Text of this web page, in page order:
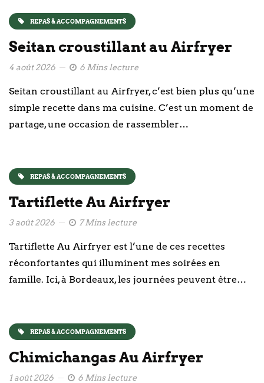
REPAS & ACCOMPAGNEMENTS
Seitan croustillant au Airfryer
4 août 2026 6 Mins lecture
Seitan croustillant au Airfryer, c’est bien plus qu’une
simple recette dans ma cuisine. C’est un moment de
partage, une occasion de rassembler…
REPAS & ACCOMPAGNEMENTS
Tartiflette Au Airfryer
3 août 2026 7 Mins lecture
Tartiflette Au Airfryer est l’une de ces recettes
réconfortantes qui illuminent mes soirées en
famille. Ici, à Bordeaux, les journées peuvent être…
REPAS & ACCOMPAGNEMENTS
Chimichangas Au Airfryer
1 août 2026 6 Mins lecture